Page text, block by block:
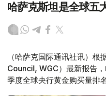
哈萨克斯坦是全球五
（哈萨克国际通讯社讯）
Council, WGC）最新报告
季度全球央行黄金购买量排